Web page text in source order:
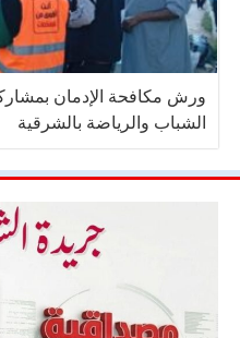
الشباب والرياضة بالشرقية